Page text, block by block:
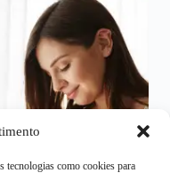
tecnologias como cookies para